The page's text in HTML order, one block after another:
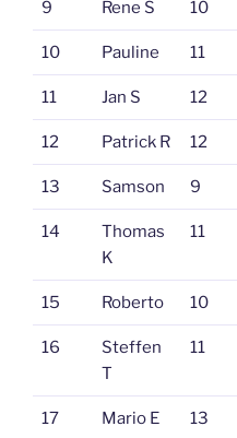
9 Rene S 10
10 Pauline 11
11 Jan S 12
12 Patrick R 12
13 Samson 9
14
Thomas
K
11
15 Roberto 10
16
Steffen
T
11
17 Mario E 13